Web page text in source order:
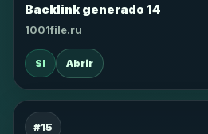
Backlink generado 14
1001file.ru
SI Abrir
#15